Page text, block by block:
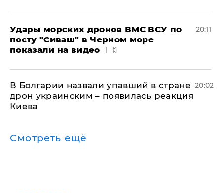
Удары морских дронов ВМС ВСУ по
посту "Сиваш" в Черном море
показали на видео
20:11
В Болгарии назвали упавший в стране
дрон украинским – появилась реакция
Киева
20:02
Смотреть ещё